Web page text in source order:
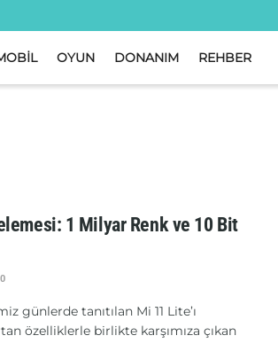
OYUN DONANIM REHBER
1 Milyar Renk ve 10 Bit
0
günlerde tanıtılan Mi 11 Lite’ı
özelliklerle birlikte karşımıza çıkan